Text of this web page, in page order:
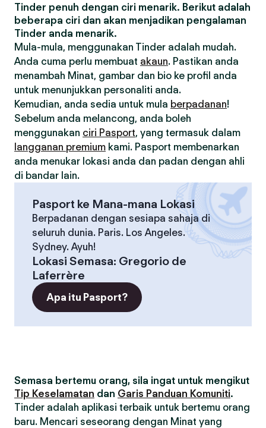
Tinder penuh dengan ciri menarik. Berikut adalah
beberapa ciri dan akan menjadikan pengalaman
Tinder anda menarik.
Mula-mula, menggunakan Tinder adalah mudah.
Anda cuma perlu membuat akaun. Pastikan anda
menambah Minat, gambar dan bio ke profil anda
untuk menunjukkan personaliti anda.
Kemudian, anda sedia untuk mula berpadanan!
Sebelum anda melancong, anda boleh
menggunakan ciri Pasport, yang termasuk dalam
langganan premium kami. Pasport membenarkan
anda menukar lokasi anda dan padan dengan ahli
di bandar lain.
Pasport ke Mana-mana Lokasi
Berpadanan dengan sesiapa sahaja di
seluruh dunia. Paris. Los Angeles.
Sydney. Ayuh!
Lokasi Semasa: Gregorio de
Laferrère
Apa itu Pasport?
Semasa bertemu orang, sila ingat untuk mengikut
Tip Keselamatan dan Garis Panduan Komuniti.
Tinder adalah aplikasi terbaik untuk bertemu orang
baru. Mencari seseorang dengan Minat yang